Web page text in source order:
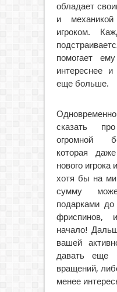
обладает
и
игроком.
помогает
интереснее
еще больше.
сказать
огромной
которая
нового игрока
хотя бы на
сумму
подарками
фриспинов,
начало!
вашей
давать еще
вращений,
менее